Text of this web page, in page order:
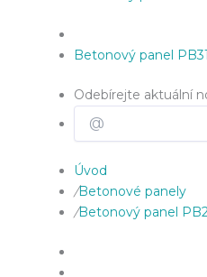
Betonový panel
Odebírejte aktuální
Úvod
/Betonové panely
/Betonový panel